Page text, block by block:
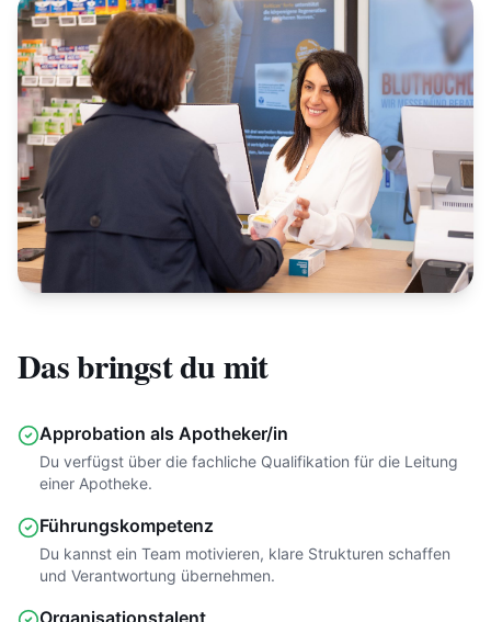
Das bringst du mit
Approbation als Apotheker/in
Du verfügst über die fachliche Qualifikation für die Leitung
einer Apotheke.
Führungskompetenz
Du kannst ein Team motivieren, klare Strukturen schaffen
und Verantwortung übernehmen.